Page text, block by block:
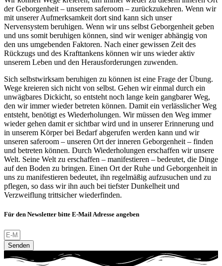
der Geborgenheit – unserem saferoom – zurückzukehren. Wenn wir
mit unserer Aufmerksamkeit dort sind kann sich unser
Nervensystem beruhigen. Wenn wir uns selbst Geborgenheit geben
und uns somit beruhigen können, sind wir weniger abhängig von
den uns umgebenden Faktoren. Nach einer gewissen Zeit des
Rückzugs und des Krafttankens können wir uns wieder aktiv
unserem Leben und den Herausforderungen zuwenden.
Sich selbstwirksam beruhigen zu können ist eine Frage der Übung.
Wege kreieren sich nicht von selbst. Gehen wir einmal durch ein
unwägbares Dickicht, so entsteht noch lange kein gangbarer Weg,
den wir immer wieder betreten können. Damit ein verlässlicher Weg
entsteht, benötigt es Wiederholungen. Wir müssen den Weg immer
wieder gehen damit er sichtbar wird und in unserer Erinnerung und
in unserem Körper bei Bedarf abgerufen werden kann und wir
unseren saferoom – unseren Ort der inneren Geborgenheit – finden
und betreten können. Durch Wiederholungen erschaffen wir unsere
Welt. Seine Welt zu erschaffen – manifestieren – bedeutet, die Dinge
auf den Boden zu bringen. Einen Ort der Ruhe und Geborgenheit in
uns zu manifestieren bedeutet, ihn regelmäßig aufzusuchen und zu
pflegen, so dass wir ihn auch bei tiefster Dunkelheit und
Verzweiflung trittsicher wiederfinden.
Für den Newsletter bitte E-Mail Adresse angeben
Senden